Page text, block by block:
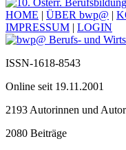
HOME | ÜBER bwp@ |
IMPRESSUM | LOGIN
ISSN-1618-8543
Online seit 19.11.2001
2193 Autorinnen und
2080 Beiträge